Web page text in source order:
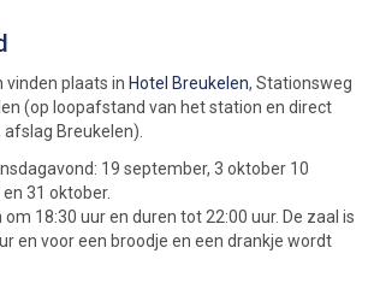
vinden plaats in Hotel Breukelen, Stationsweg
(op loopafstand van het station en direct
Breukelen).
19 september, 3 oktober 10
31 oktober.
18:30 uur en duren tot 22:00 uur. De zaal is
en voor een broodje en een drankje wordt